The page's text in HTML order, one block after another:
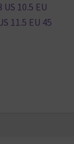
US 10.5 EU
11.5 EU 45